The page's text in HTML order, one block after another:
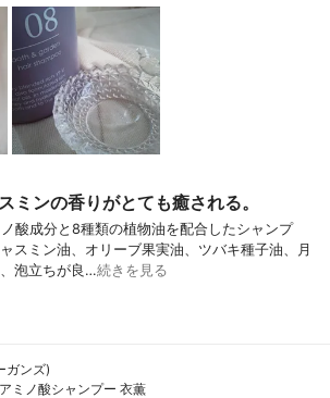
ミンの香りがとても癒される。
酸成分と8種類の植物油を配合したシャンプ
スミン油、オリーブ果実油、ツバキ種子油、月
泡立ちが良…続きを見る
ガンズ)
ミノ酸シャンプー 衣薫